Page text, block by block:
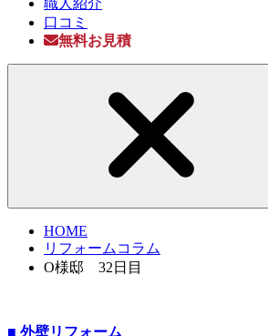
職人紹介
口コミ
無料お見積
HOME
リフォームコラム
O様邸 32日目
■ 外壁リフォーム